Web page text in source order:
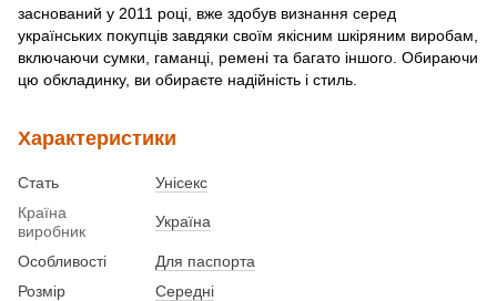
заснований у 2011 році, вже здобув визнання серед
українських покупців завдяки своїм якісним шкіряним виробам,
включаючи сумки, гаманці, ремені та багато іншого. Обираючи
цю обкладинку, ви обираєте надійність і стиль.
Характеристики
Стать
Унісекс
Країна
виробник
Україна
Особливості
Для паспорта
Розмір
Середні